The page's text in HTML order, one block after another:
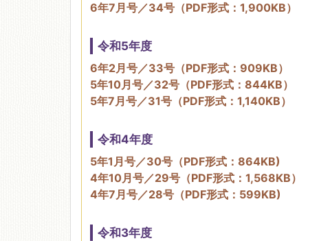
6年7月号／34号（PDF形式：1,900KB）
令和5年度
6年2月号／33号（PDF形式：909KB）
5年10月号／32号（PDF形式：844KB）
5年7月号／31号（PDF形式：1,140KB）
令和4年度
5年1月号／30号（PDF形式：864KB)
4年10月号／29号（PDF形式：1,568KB）
4年7月号／28号（PDF形式：599KB)
令和3年度